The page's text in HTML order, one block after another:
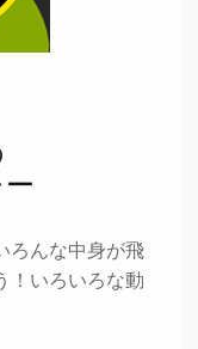
ろんな中身が飛
！いろいろな動